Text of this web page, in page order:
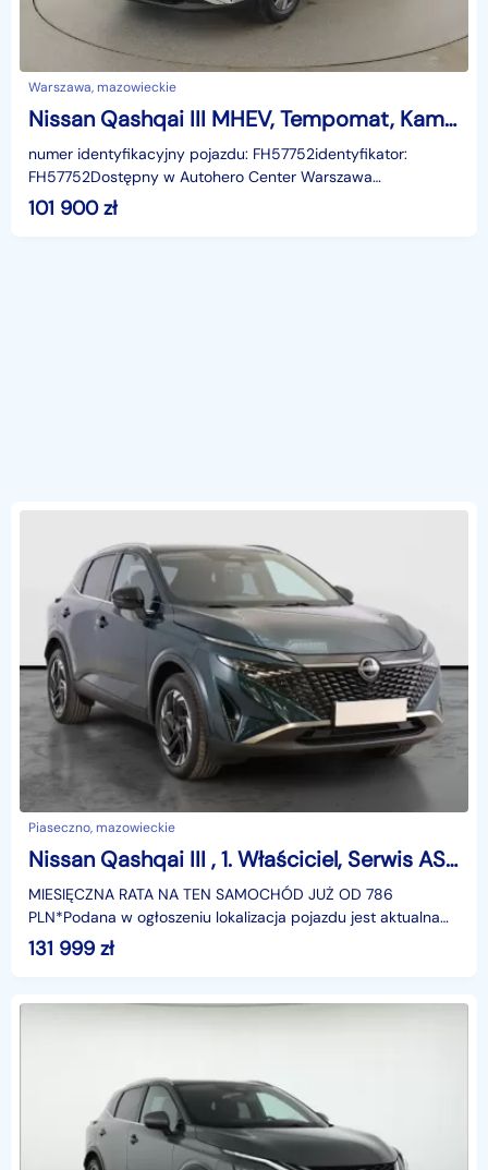
Warszawa, mazowieckie
Nissan Qashqai III MHEV, Tempomat, Kamera, Aut.klima
numer identyfikacyjny pojazdu: FH57752identyfikator:
FH57752Dostępny w Autohero Center Warszawa
MłocinyUWAGA!Jako jedyni w Polsce oferujemy możliwość
oględzin n
101 900zł
Piaseczno, mazowieckie
Nissan Qashqai III , 1. Właściciel, Serwis ASO, Automat, VAT 23%, Skóra, Navi,
MIESIĘCZNA RATA NA TEN SAMOCHÓD JUŻ OD 786
PLN*Podana w ogłoszeniu lokalizacja pojazdu jest aktualna
na dzień wystawienia ogłoszenia. Przed przyjazdem do
salonu
131 999 zł